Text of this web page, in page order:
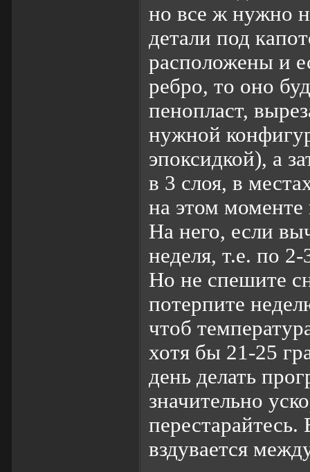
но все ж нужно
детали под
расположены и
ребро, то оно
пенопласт,
нужной
эпоксидкой), а
в 3 слоя, в
на этом моменте
На него, если
неделя, т.е. по
Но не спешите
потерпите
чтоб
хотя бы 21-25
день делать
значительно
перестарайтесь.
вздувается